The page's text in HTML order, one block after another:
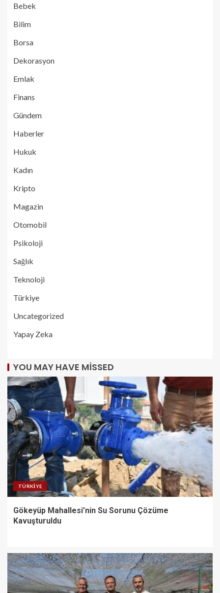
Bebek
Bilim
Borsa
Dekorasyon
Emlak
Finans
Gündem
Haberler
Hukuk
Kadın
Kripto
Magazin
Otomobil
Psikoloji
Sağlık
Teknoloji
Türkiye
Uncategorized
Yapay Zeka
YOU MAY HAVE MISSED
TÜRKIYE
Gökeyüp Mahallesi’nin Su Sorunu Çözüme
Kavuşturuldu